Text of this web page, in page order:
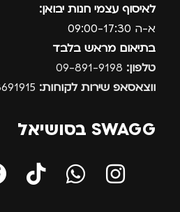
לאיסוף עצמי חנות יבואן:
א-ה 09:00-17:30
בתיאום מראש בלבד
טלפון:
ווצאסאפ שירות לקוחות:
SWAGG בסושיאל